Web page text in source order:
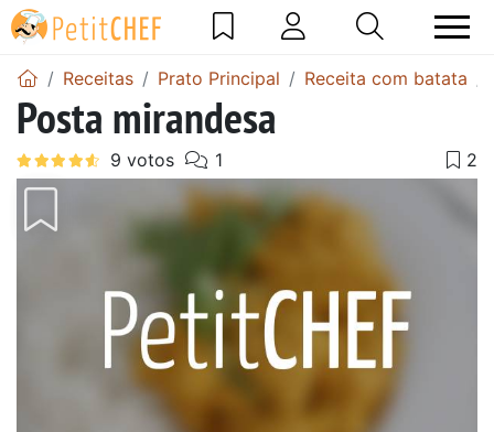
Receitas Prato Principal Receita com batata
Posta mirandesa